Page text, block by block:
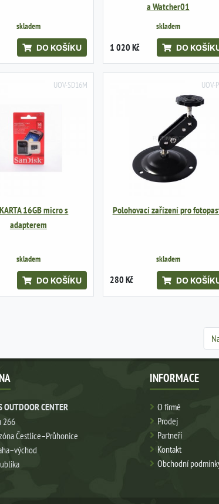
skladem
DO KOŠÍKU
a Watcher01
skladem
1 020 Kč DO
UOV-SD16M
16GB micro s
adapterem
skladem
DO KOŠÍKU
UOV-
Polohovací zařízení pro
skladem
280 Kč DO
OUTDOOR CENTER
266
Čestlice–Průhonice
INFORMACE
O firmě
Prodej
Partneři
Kontakt
Obchodní